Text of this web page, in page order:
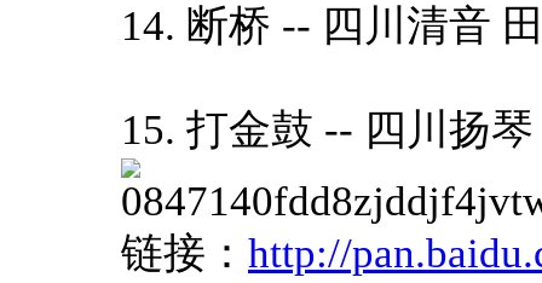
14. 断桥 -- 四川清音
15. 打金鼓 -- 四川扬
链接： http://